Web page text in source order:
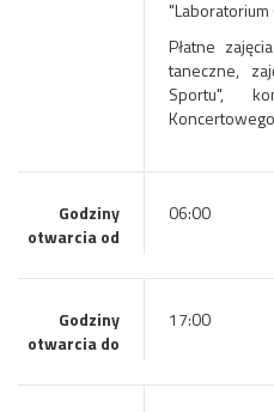
"Laboratorium
Płatne
taneczne,
Sportu",
Godziny
otwarcia od
06:00
Godziny
otwarcia do
17:00